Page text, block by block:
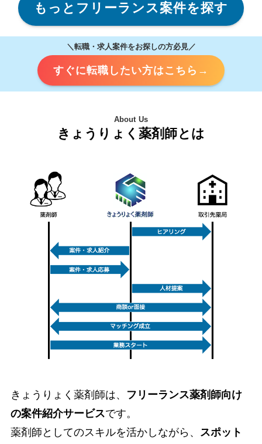
もっとフリーランス案件を探す
＼転職・求人案件をお探しの方必見／
すぐに転職したい方はこちら→
About Us
きょうりょく薬剤師とは
きょうりょく薬剤師は、
フリーランス薬剤師向け
の案件紹介サービスです。
薬剤師としてのスキルを活かしながら、
スポット